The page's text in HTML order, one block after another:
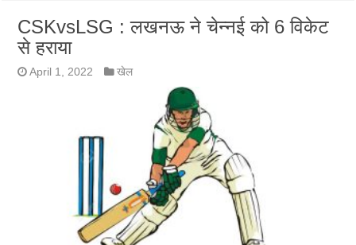
CSKvsLSG : लखनऊ ने चेन्नई को 6 विकेट
से हराया
April 1, 2022 खेल